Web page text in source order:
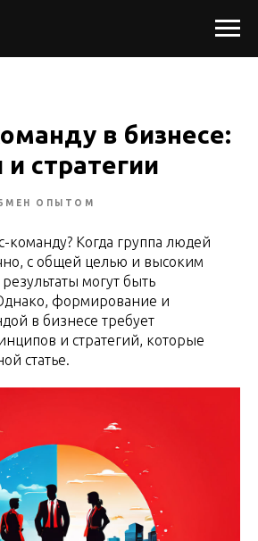
в бизнесе:
стратегии
ОПЫТОМ
команду? Когда группа людей
с общей целью и высоким
могут быть
формирование и
в бизнесе требует
и стратегий, которые
статье.